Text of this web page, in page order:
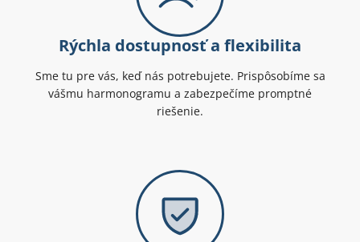
Rýchla dostupnosť a flexibilita
Sme tu pre vás, keď nás potrebujete. Prispôsobíme sa
vášmu harmonogramu a zabezpečíme promptné
riešenie.